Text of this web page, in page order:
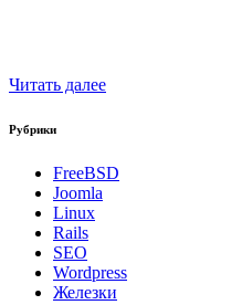
Читать далее
Рубрики
FreeBSD
Joomla
Linux
Rails
SEO
Wordpress
Железки